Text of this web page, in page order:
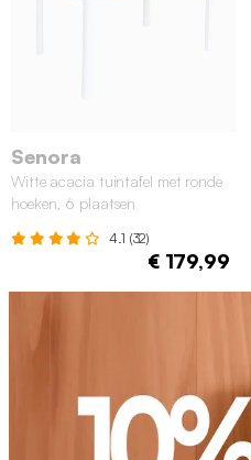
Senora
Witte acacia tuintafel met ronde
hoeken, 6 plaatsen
4.1 (32)
€ 179,99